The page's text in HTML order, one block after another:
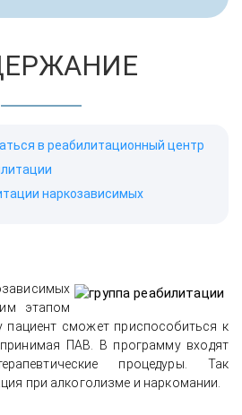
в реабилитационный центр
наркозависимых
этапом
пациент сможет приспособиться к
ПАВ. В программу входят
процедуры. Так
при алкоголизме и наркомании.